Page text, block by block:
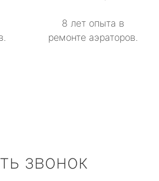
8 лет опыта в
ремонте аэраторов.
звонок